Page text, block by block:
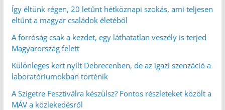
Így éltünk régen, 20 letűnt hétköznapi szokás, ami teljesen
eltűnt a magyar családok életéből
A forróság csak a kezdet, egy láthatatlan veszély is terjed
Magyarország felett
Különleges kert nyílt Debrecenben, de az igazi szenzáció a
laboratóriumokban történik
A Szigetre Fesztiválra készülsz? Fontos részleteket közölt a
MÁV a közlekedésről